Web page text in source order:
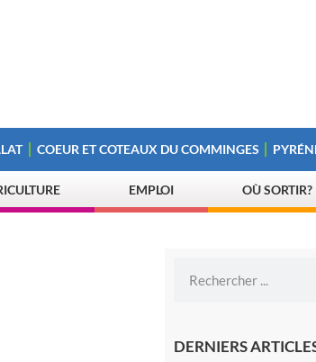
COEUR ET COTEAUX DU COMMINGES
EMPLOI OÙ SORTIR?
DERNIERS